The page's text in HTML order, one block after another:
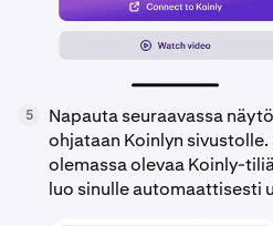
5 Napauta seuraavassa
ohjataan Koinlyn
olemassa olevaa Koinly-
luo sinulle automaattisesti